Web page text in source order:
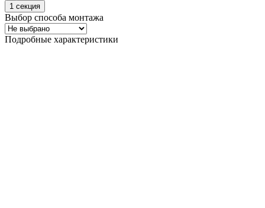
1 секция
Выбор способа монтажа
Подробные характеристики